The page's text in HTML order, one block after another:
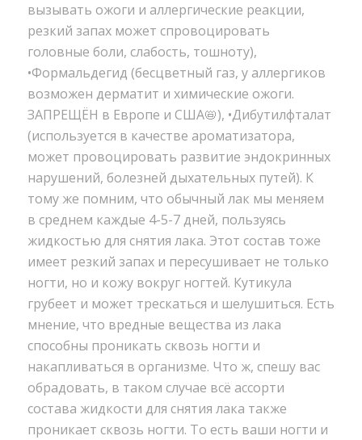
вызывать ожоги и аллергические реакции,
резкий запах может спровоцировать
головные боли, слабость, тошноту),
•Формальдегид (бесцветный газ, у аллергиков
возможен дерматит и химические ожоги.
ЗАПРЕЩЁН в Европе и США📛), •Дибутилфталат
(используется в качестве ароматизатора,
может провоцировать развитие эндокринных
нарушений, болезней дыхательных путей). К
тому же помним, что обычный лак мы меняем
в среднем каждые 4-5-7 дней, пользуясь
жидкостью для снятия лака. Этот состав тоже
имеет резкий запах и пересушивает не только
ногти, но и кожу вокруг ногтей. Кутикула
грубеет и может трескаться и шелушиться. Есть
мнение, что вредные вещества из лака
способны проникать сквозь ногти и
накапливаться в организме. Что ж, спешу вас
обрадовать, в таком случае всё ассорти
состава жидкости для снятия лака также
проникает сквозь ногти. То есть ваши ногти и